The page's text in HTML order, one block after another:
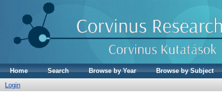
Home Search Browse by Year
Browse by Subject
Login